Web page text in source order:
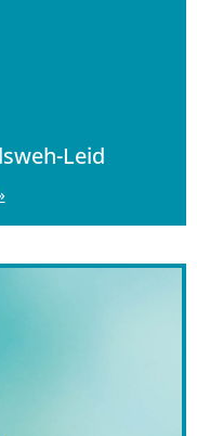
Leid